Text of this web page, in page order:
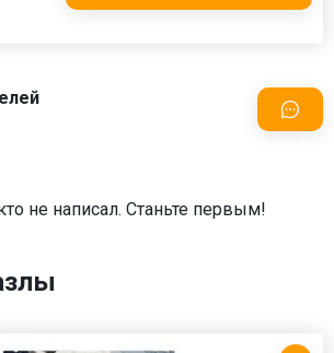
не написал. Станьте первым!